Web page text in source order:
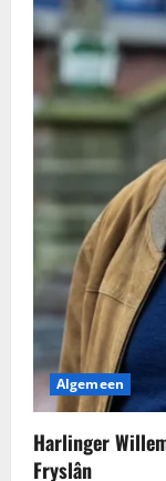
Algemeen
Harlinger
Fryslân